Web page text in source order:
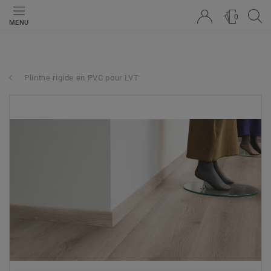
MENU
0
Plinthe rigide en PVC pour LVT